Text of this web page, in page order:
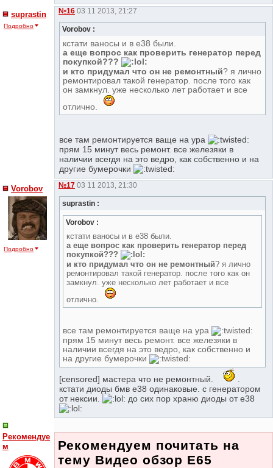
suprastin
Подробно
№16 03 11 2013, 21:27
Vorobov :
кстати ваносы и в е38 были.
а еще вопрос как проверить генератор перед
покупкой???
и кто придумал что он не ремонтный? я лично
ремонтировал такой генератор. после того как
он замкнул. уже несколько лет работает и все
отлично.
все там ремонтируется ваще на ура
прям 15 минут весь ремонт. все железяки в
наличии всегдя на это ведро, как собственно и на
другие бумерочки
Vorobov
Подробно
№17 03 11 2013, 21:30
suprastin :
Vorobov :
кстати ваносы и в е38 были.
а еще вопрос как проверить генератор перед
покупкой???
и кто придумал что он не ремонтный? я лично
ремонтировал такой генератор. после того как он
замкнул. уже несколько лет работает и все
отлично.
все там ремонтируется ваще на ура
прям 15 минут весь ремонт. все железяки в
наличии всегдя на это ведро, как собственно и
на другие бумерочки
[censored] мастера что не ремонтный.
кстати диоды бмв е38 одинаковые. с генератором
от нексии.
до сих пор храню диоды от е38
Рекомендуе
м
Рекомендуем почитать на
тему Видео обзор Е65